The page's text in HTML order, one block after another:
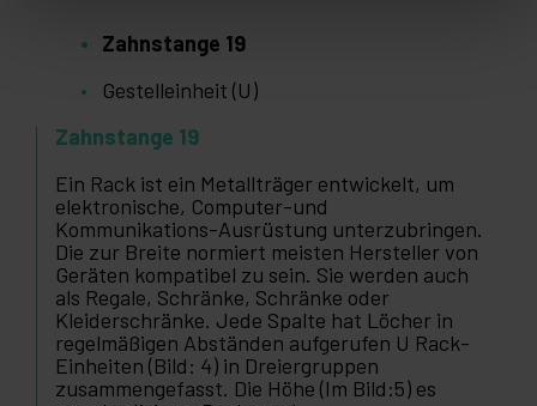
Zahnstange 19
Gestelleinheit (U)
Zahnstange 19
Ein Rack ist ein Metallträger entwickelt, um
elektronische, Computer-und
Kommunikations-Ausrüstung unterzubringen.
Die zur Breite normiert meisten Hersteller von
Geräten kompatibel zu sein. Sie werden auch
als Regale, Schränke, Schränke oder
Kleiderschränke. Jede Spalte hat Löcher in
regelmäßigen Abständen aufgerufen U Rack-
Einheiten (Bild: 4) in Dreiergruppen
zusammengefasst. Die Höhe (Im Bild:5) es